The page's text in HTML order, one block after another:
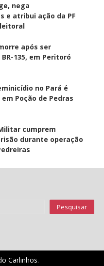
nega
e atribui ação da PF
após ser
135, em Peritoró
no Pará é
Poção de Pedras
cumprem
durante operação
Carlinhos.